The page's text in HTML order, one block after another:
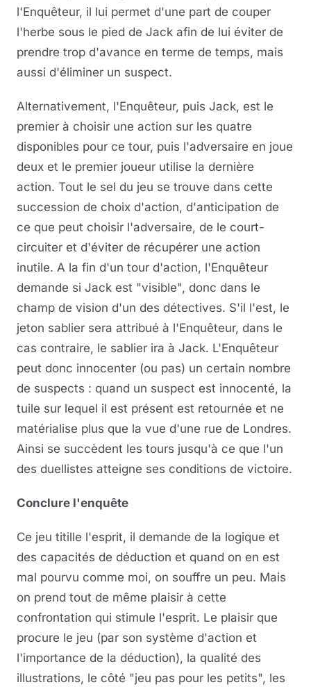
l'Enquêteur, il lui permet d'une part de couper
l'herbe sous le pied de Jack afin de lui éviter de
prendre trop d'avance en terme de temps, mais
aussi d'éliminer un suspect.
Alternativement, l'Enquêteur, puis Jack, est le
premier à choisir une action sur les quatre
disponibles pour ce tour, puis l'adversaire en joue
deux et le premier joueur utilise la dernière
action. Tout le sel du jeu se trouve dans cette
succession de choix d'action, d'anticipation de
ce que peut choisir l'adversaire, de le court-
circuiter et d'éviter de récupérer une action
inutile. A la fin d'un tour d'action, l'Enquêteur
demande si Jack est "visible", donc dans le
champ de vision d'un des détectives. S'il l'est, le
jeton sablier sera attribué à l'Enquêteur, dans le
cas contraire, le sablier ira à Jack. L'Enquêteur
peut donc innocenter (ou pas) un certain nombre
de suspects : quand un suspect est innocenté, la
tuile sur lequel il est présent est retournée et ne
matérialise plus que la vue d'une rue de Londres.
Ainsi se succèdent les tours jusqu'à ce que l'un
des duellistes atteigne ses conditions de victoire.
Conclure l'enquête
Ce jeu titille l'esprit, il demande de la logique et
des capacités de déduction et quand on en est
mal pourvu comme moi, on souffre un peu. Mais
on prend tout de même plaisir à cette
confrontation qui stimule l'esprit. Le plaisir que
procure le jeu (par son système d'action et
l'importance de la déduction), la qualité des
illustrations, le côté "jeu pas pour les petits", les